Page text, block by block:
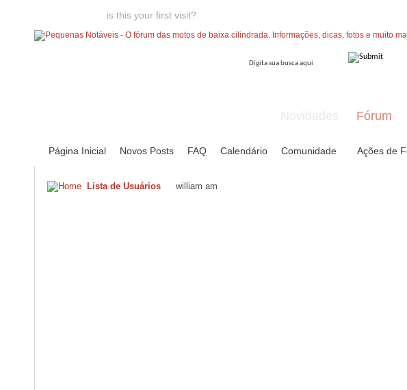
is this your first visit?
Fórum
Página Inicial Novos Posts FAQ Calendário Comunidade Ações de
Lista de Usuários william am